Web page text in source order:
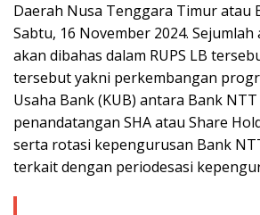
Daerah Nusa Tenggara Timur atau
Sabtu, 16 November 2024.
akan dibahas dalam RUPS LB
tersebut yakni perkembangan
Usaha Bank (KUB) antara Bank
penandatangan SHA atau Share
serta rotasi kepengurusan Bank
terkait dengan periodesasi